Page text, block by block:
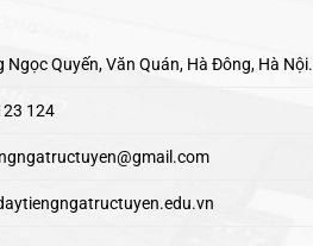
Ngọc Quyến, Văn Quán, Hà Đông, Hà Nội.
124